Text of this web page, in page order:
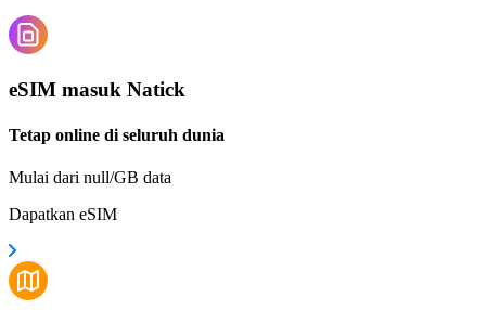
eSIM masuk Natick
Tetap online di seluruh dunia
Mulai dari null/GB data
Dapatkan eSIM